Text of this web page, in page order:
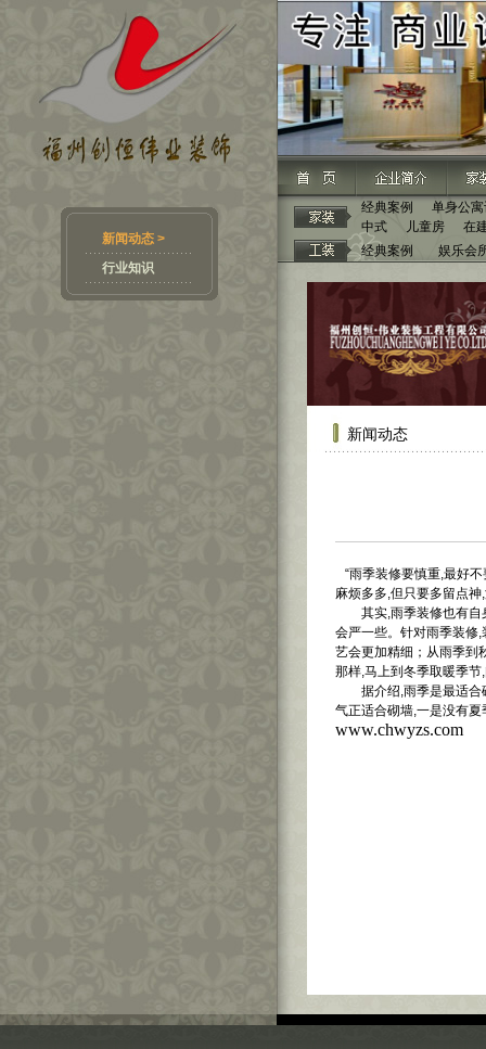
新闻动态 >
行业知识
经典案例
单身公
中式
儿童房
在
经典案例
娱乐会
新闻动态
“雨季装修要慎重,最好
麻烦多多,但只要多留点
其实,雨季装修也有自身
会严一些。针对雨季装修
艺会更加精细；从雨季到
那样,马上到冬季取暖季
据介绍,雨季是最适合砌
气正适合砌墙,一是没有
www.chwyzs.com